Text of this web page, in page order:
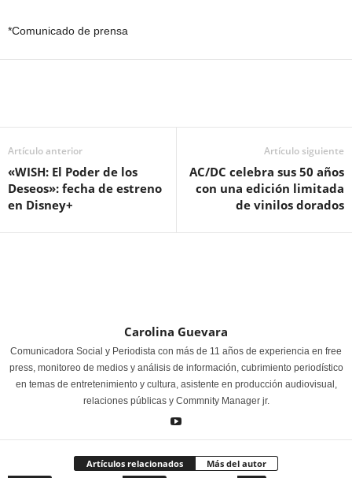
*Comunicado de prensa
Artículo anterior
«WISH: El Poder de los
Deseos»: fecha de estreno
en Disney+
Artículo siguiente
AC/DC celebra sus 50 años
con una edición limitada
de vinilos dorados
Carolina Guevara
Comunicadora Social y Periodista con más de 11 años de experiencia en free
press, monitoreo de medios y análisis de información, cubrimiento periodístico
en temas de entretenimiento y cultura, asistente en producción audiovisual,
relaciones públicas y Commnity Manager jr.
Artículos relacionados Más del autor